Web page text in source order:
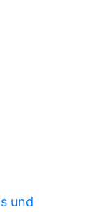
und